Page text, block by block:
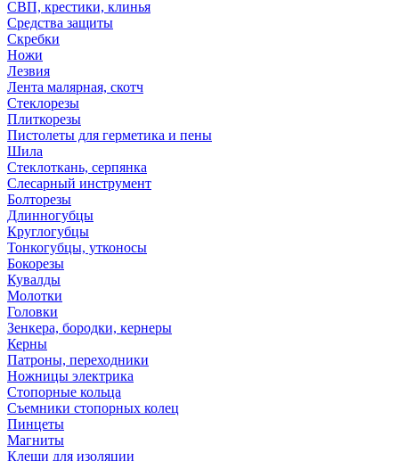
СВП, крестики, клинья
Средства защиты
Скребки
Ножи
Лезвия
Лента малярная, скотч
Стеклорезы
Плиткорезы
Пистолеты для герметика и пены
Шила
Стеклоткань, серпянка
Слесарный инструмент
Болторезы
Длинногубцы
Круглогубцы
Тонкогубцы, утконосы
Бокорезы
Кувалды
Молотки
Головки
Зенкера, бородки, кернеры
Керны
Патроны, переходники
Ножницы электрика
Стопорные кольца
Съемники стопорных колец
Пинцеты
Магниты
Клещи для изоляции